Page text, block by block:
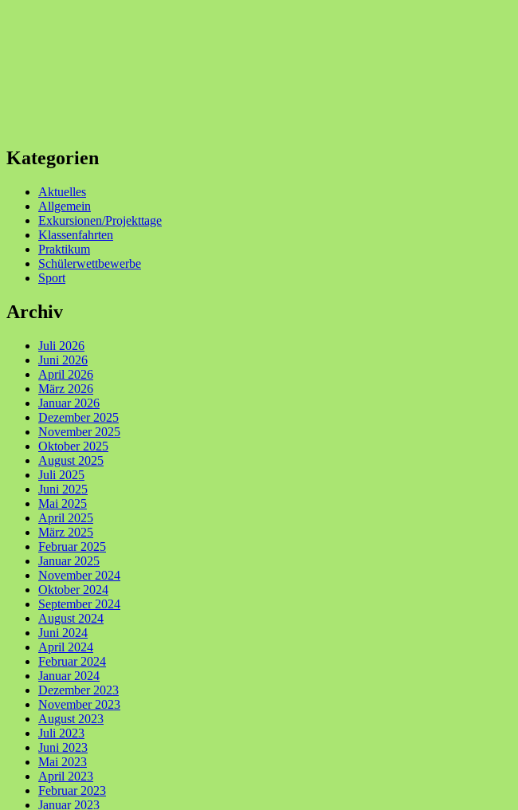
Kategorien
Aktuelles
Allgemein
Exkursionen/Projekttage
Klassenfahrten
Praktikum
Schülerwettbewerbe
Sport
Archiv
Juli 2026
Juni 2026
April 2026
März 2026
Januar 2026
Dezember 2025
November 2025
Oktober 2025
August 2025
Juli 2025
Juni 2025
Mai 2025
April 2025
März 2025
Februar 2025
Januar 2025
November 2024
Oktober 2024
September 2024
August 2024
Juni 2024
April 2024
Februar 2024
Januar 2024
Dezember 2023
November 2023
August 2023
Juli 2023
Juni 2023
Mai 2023
April 2023
Februar 2023
Januar 2023